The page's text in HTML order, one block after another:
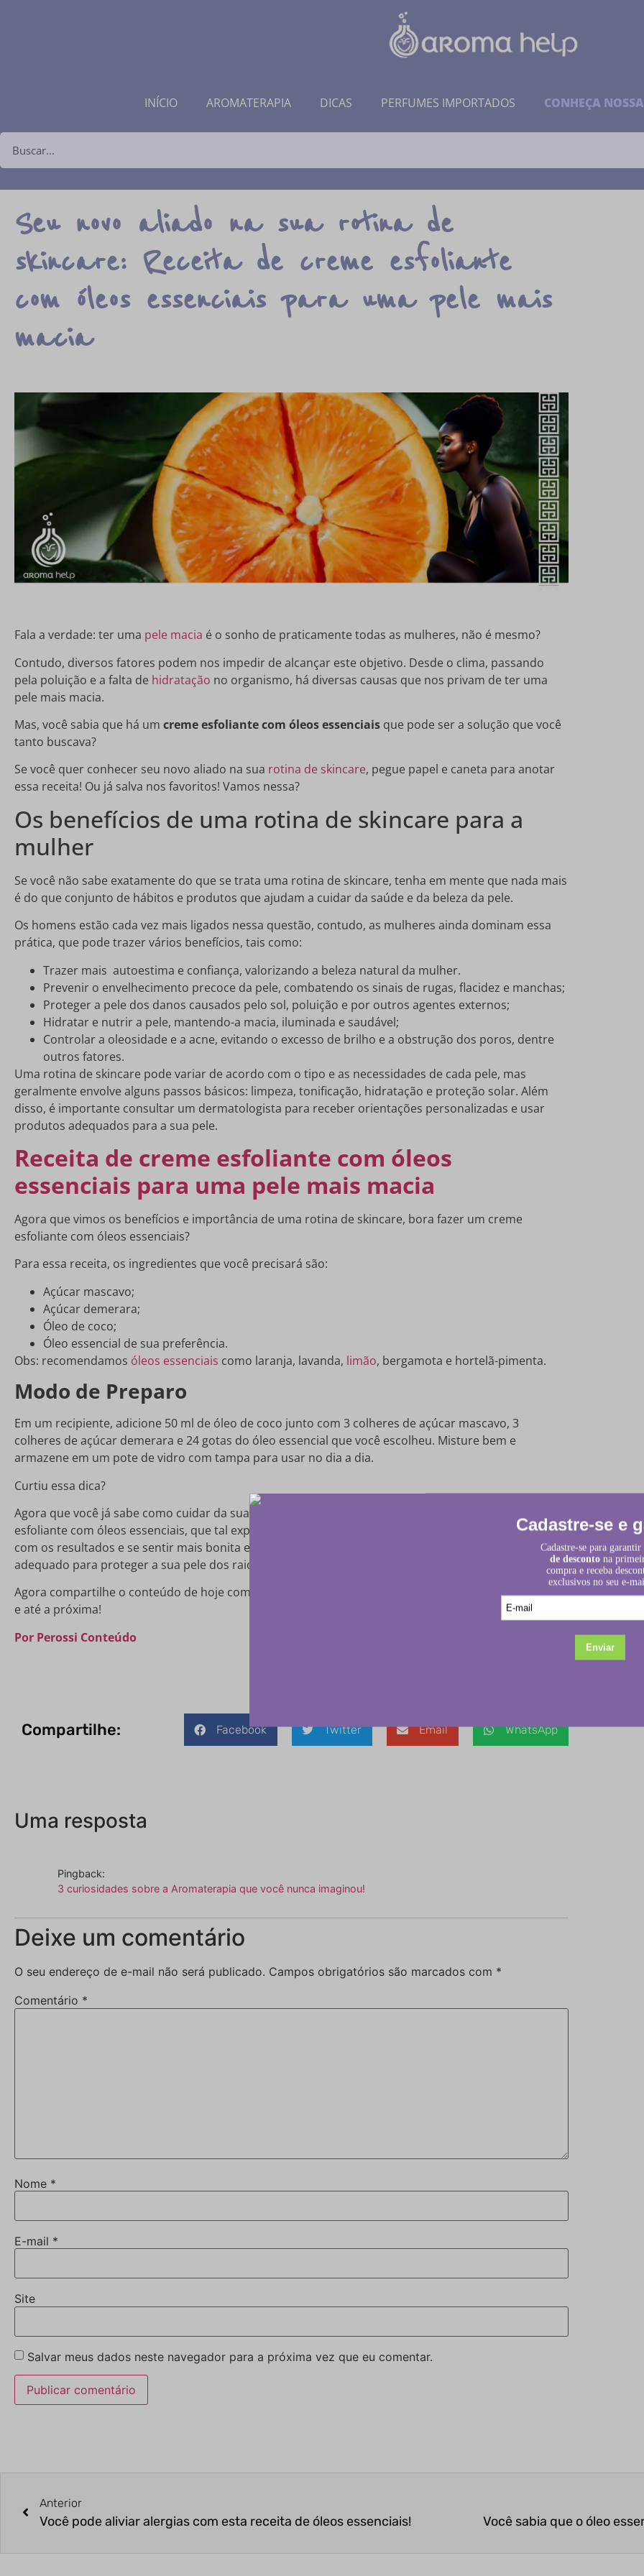
INÍCIO AROMATERAPIA DICAS PERFUMES IMPORTADOS CONHEÇA
Seu novo aliado na sua rotina de
skincare: Receita de creme esfoliante
com óleos essenciais para uma pele mais
macia
Fala a verdade: ter uma pele macia é o sonho de praticamente todas as mulheres, não é mesmo?
Contudo, diversos fatores podem nos impedir de alcançar este objetivo. Desde o clima, passando
pela poluição e a falta de hidratação no organismo, há diversas causas que nos privam de ter uma
pele mais macia.
Mas, você sabia que há um creme esfoliante com óleos essenciais que pode ser a solução que você
tanto buscava?
Se você quer conhecer seu novo aliado na sua rotina de skincare, pegue papel e caneta para anotar
essa receita! Ou já salva nos favoritos! Vamos nessa?
Os benefícios de uma rotina de skincare para a
mulher
Se você não sabe exatamente do que se trata uma rotina de skincare, tenha em mente que nada mais
é do que conjunto de hábitos e produtos que ajudam a cuidar da saúde e da beleza da pele.
Os homens estão cada vez mais ligados nessa questão, contudo, as mulheres ainda dominam essa
prática, que pode trazer vários benefícios, tais como:
Trazer mais autoestima e confiança, valorizando a beleza natural da mulher.
Prevenir o envelhecimento precoce da pele, combatendo os sinais de rugas, flacidez e manchas;
Proteger a pele dos danos causados pelo sol, poluição e por outros agentes externos;
Hidratar e nutrir a pele, mantendo-a macia, iluminada e saudável;
Controlar a oleosidade e a acne, evitando o excesso de brilho e a obstrução dos poros, dentre
outros fatores.
Uma rotina de skincare pode variar de acordo com o tipo e as necessidades de cada pele, mas
geralmente envolve alguns passos básicos: limpeza, tonificação, hidratação e proteção solar. Além
disso, é importante consultar um dermatologista para receber orientações personalizadas e usar
produtos adequados para a sua pele.
Receita de creme esfoliante com óleos
essenciais para uma pele mais macia
Agora que vimos os benefícios e importância de uma rotina de skincare, bora fazer um creme
esfoliante com óleos essenciais?
Para essa receita, os ingredientes que você precisará são:
Açúcar mascavo;
Açúcar demerara;
Óleo de coco;
Óleo essencial de sua preferência.
Obs: recomendamos óleos essenciais como laranja, lavanda, limão, bergamota e hortelã-pimenta.
Modo de Preparo
Em um recipiente, adicione 50 ml de óleo de coco junto com 3 colheres de açúcar mascavo, 3
colheres de açúcar demerara e 24 gotas do óleo essencial que você escolheu. Misture bem e
armazene em um pote de vidro com tampa para usar no dia a dia.
Curtiu essa dica?
Agora que você já sabe como cuidar da sua pele com uma rotina de skincare e como fazer um creme
esfoliante com óleos essenciais, que tal experimentar essa receita em casa? Você vai se surpreender
com os resultados e se sentir mais bonita e confiante. E não se esqueça de usar um protetor solar
adequado para proteger a sua pele dos raios UV. A sua pele agradece!
Agora compartilhe o conteúdo de hoje com aquelas amigas que irão gostar dessa receita! Um abraço
e até a próxima!
Por Perossi Conteúdo
Compartilhe: Facebook Twitter Email WhatsApp
Uma resposta
Pingback:
3 curiosidades sobre a Aromaterapia que você nunca imaginou!
Deixe um comentário
O seu endereço de e-mail não será publicado. Campos obrigatórios são marcados com *
Comentário *
Nome *
E-mail *
Site
Salvar meus dados neste navegador para a próxima vez que eu comentar.
Anterior
Você pode aliviar alergias com esta receita de óleos essenciais!